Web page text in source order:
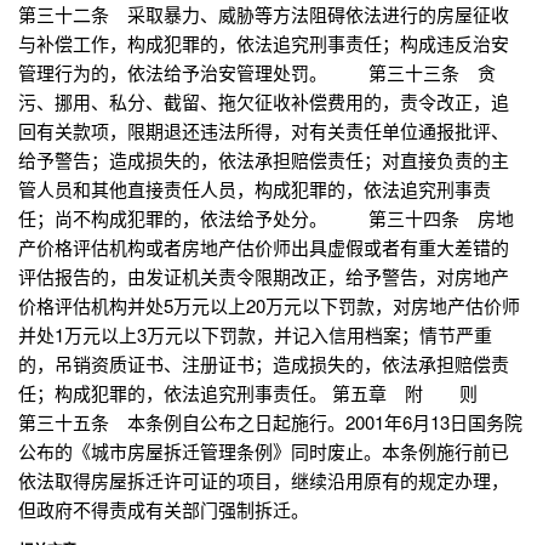
第三十二条 采取暴力、威胁等方法阻碍依法进行的房屋征收
与补偿工作，构成犯罪的，依法追究刑事责任；构成违反治安
管理行为的，依法给予治安管理处罚。 第三十三条 贪
污、挪用、私分、截留、拖欠征收补偿费用的，责令改正，追
回有关款项，限期退还违法所得，对有关责任单位通报批评、
给予警告；造成损失的，依法承担赔偿责任；对直接负责的主
管人员和其他直接责任人员，构成犯罪的，依法追究刑事责
任；尚不构成犯罪的，依法给予处分。 第三十四条 房地
产价格评估机构或者房地产估价师出具虚假或者有重大差错的
评估报告的，由发证机关责令限期改正，给予警告，对房地产
价格评估机构并处5万元以上20万元以下罚款，对房地产估价师
并处1万元以上3万元以下罚款，并记入信用档案；情节严重
的，吊销资质证书、注册证书；造成损失的，依法承担赔偿责
任；构成犯罪的，依法追究刑事责任。 第五章 附 则
第三十五条 本条例自公布之日起施行。2001年6月13日国务院
公布的《城市房屋拆迁管理条例》同时废止。本条例施行前已
依法取得房屋拆迁许可证的项目，继续沿用原有的规定办理，
但政府不得责成有关部门强制拆迁。